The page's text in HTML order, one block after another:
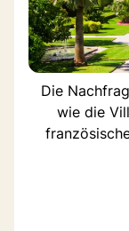
Die
wie die